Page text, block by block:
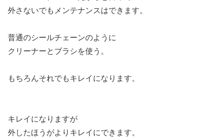
外さないでもメンテナンスはできます。
普通のシールチェーンのように
クリーナーとブラシを使う。
もちろんそれでもキレイになります。
キレイになりますが
外したほうがよりキレイにできます。